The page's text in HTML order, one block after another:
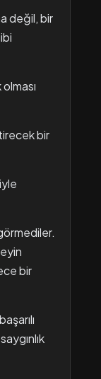
değil, bir
bir
bir